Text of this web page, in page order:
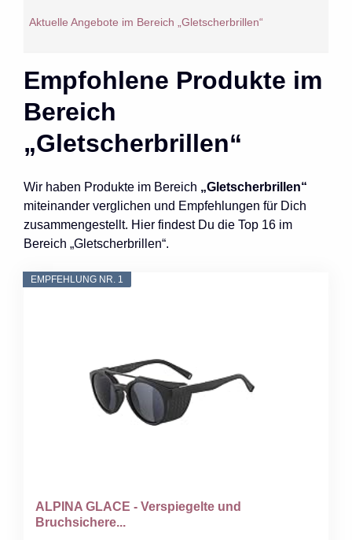
Aktuelle Angebote im Bereich „Gletscherbrillen“
Empfohlene Produkte im
Bereich
„Gletscherbrillen“
Wir haben Produkte im Bereich „Gletscherbrillen“
miteinander verglichen und Empfehlungen für Dich
zusammengestellt. Hier findest Du die Top 16 im
Bereich „Gletscherbrillen“.
EMPFEHLUNG NR. 1
ALPINA GLACE - Verspiegelte und
Bruchsichere...